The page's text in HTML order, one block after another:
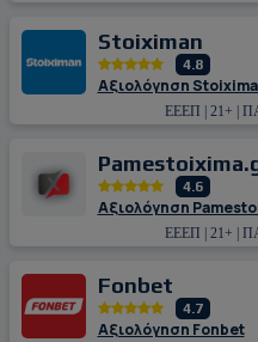
Stoiximan
4.8
Αξιολόγηση
ΕΕΕΠ | 21+ |
4.6
Αξιολόγηση
ΕΕΕΠ | 21+ |
Fonbet
4.7
Αξιολόγηση Fonbet